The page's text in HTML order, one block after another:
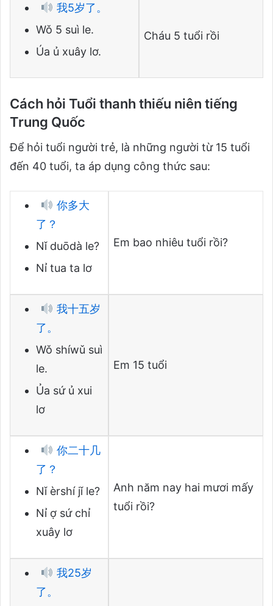
我5岁了。
Wǒ 5 suì le.
Úa ủ xuây lơ.
Cháu 5 tuổi rồi
Cách hỏi Tuổi thanh thiếu niên tiếng
Trung Quốc
Để hỏi tuổi người trẻ, là những người từ 15 tuổi
đến 40 tuổi, ta áp dụng công thức sau:
你多大
了？
Nǐ duōdà le?
Nỉ tua ta lơ
Em bao nhiêu tuổi rồi?
我十五岁
了。
Wǒ shíwǔ suì
le.
Ủa sứ ủ xui
lơ
Em 15 tuổi
你二十几
了？
Nǐ èrshí jǐ le?
Nỉ ợ sứ chỉ
xuây lơ
Anh năm nay hai mươi mấy
tuổi rồi?
我25岁
了。